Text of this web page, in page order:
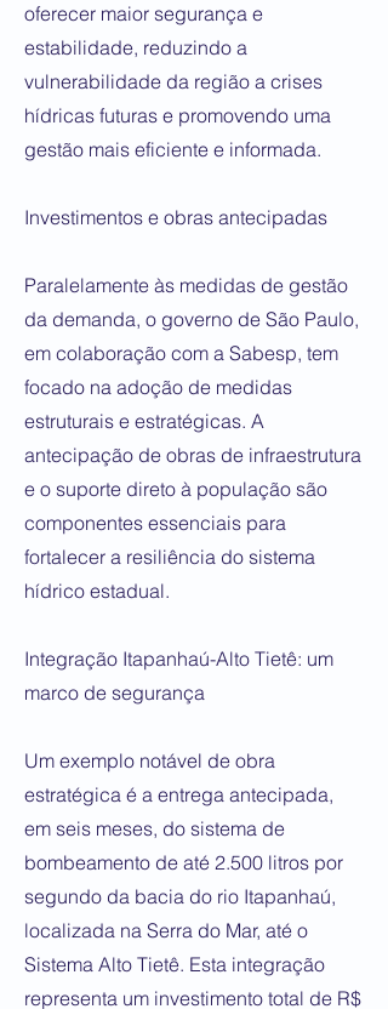
oferecer maior segurança e
estabilidade, reduzindo a
vulnerabilidade da região a crises
hídricas futuras e promovendo uma
gestão mais eficiente e informada.
Investimentos e obras antecipadas
Paralelamente às medidas de gestão
da demanda, o governo de São Paulo,
em colaboração com a Sabesp, tem
focado na adoção de medidas
estruturais e estratégicas. A
antecipação de obras de infraestrutura
e o suporte direto à população são
componentes essenciais para
fortalecer a resiliência do sistema
hídrico estadual.
Integração Itapanhaú-Alto Tietê: um
marco de segurança
Um exemplo notável de obra
estratégica é a entrega antecipada,
em seis meses, do sistema de
bombeamento de até 2.500 litros por
segundo da bacia do rio Itapanhaú,
localizada na Serra do Mar, até o
Sistema Alto Tietê. Esta integração
representa um investimento total de R$